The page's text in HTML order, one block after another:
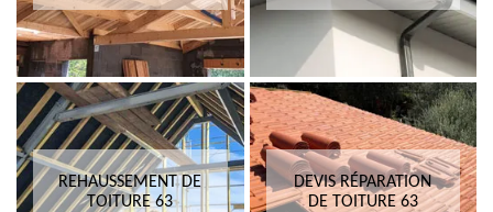
REHAUSSEMENT DE
TOITURE 63
DEVIS RÉPARATION
DE TOITURE 63